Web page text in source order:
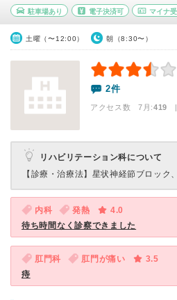
駐車場あり 電子決済可 マイナ
土曜（〜12:00） 朝（8:30〜）
2件
アクセス数 7月:419 |
リハビリテーション科について
【診療・治療法】 星状神経節ブロック
内科 発熱
4.0
待ち時間なく診察できました
肛門科 肛門が痛い
3.5
痔